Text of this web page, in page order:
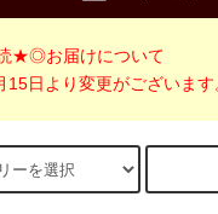
★◎お届けについて
15日より変更がございます